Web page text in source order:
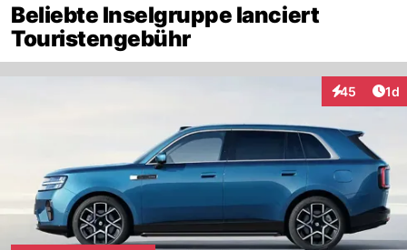
Beliebte Inselgruppe lanciert
Touristengebühr
45
Interaktionen
1d